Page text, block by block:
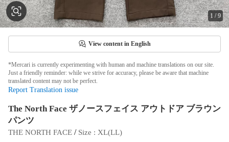
1 /9
View content in English
*Mercari is currently experimenting with human and machine translations on our site.
Just a friendly reminder: while we strive for accuracy, please be aware that machine
translated content may not be perfect.
Report Translation issue
The North Face ザノースフェイス アウトドア ブラウン
パンツ
THE NORTH FACE / Size : XL(LL)